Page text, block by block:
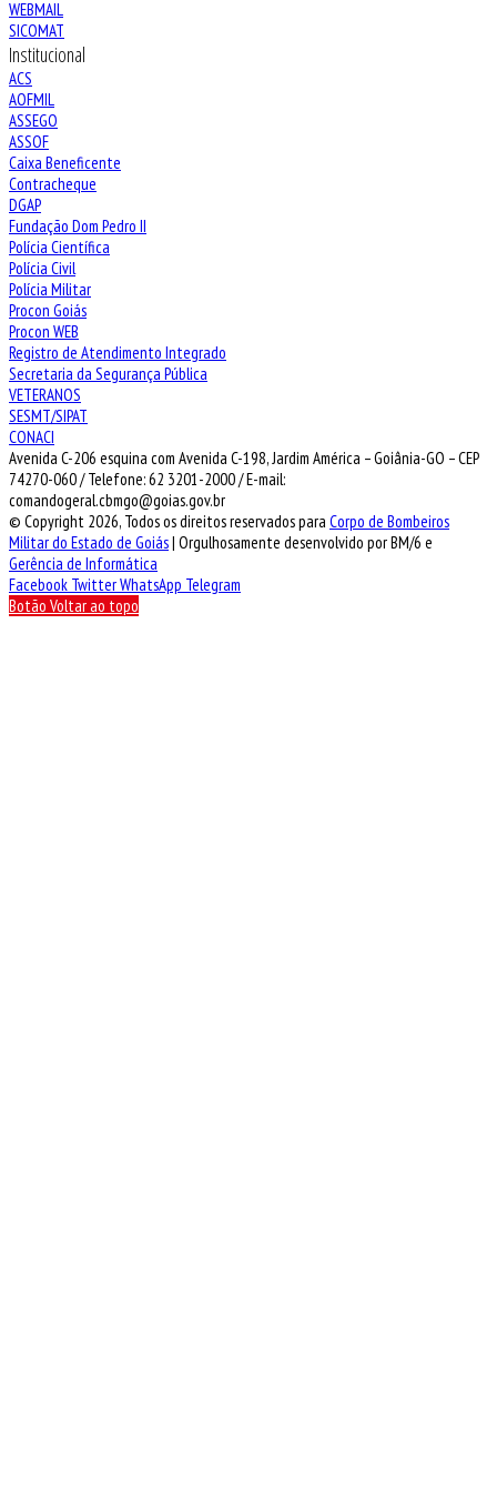
WEBMAIL
SICOMAT
Institucional
ACS
AOFMIL
ASSEGO
ASSOF
Caixa Beneficente
Contracheque
DGAP
Fundação Dom Pedro II
Polícia Científica
Polícia Civil
Polícia Militar
Procon Goiás
Procon WEB
Registro de Atendimento Integrado
Secretaria da Segurança Pública
VETERANOS
SESMT/SIPAT
CONACI
Avenida C-206 esquina com Avenida C-198, Jardim América – Goiânia-GO – CEP
74270-060 / Telefone: 62 3201-2000 / E-mail:
comandogeral.cbmgo@goias.gov.br
© Copyright 2026, Todos os direitos reservados para Corpo de Bombeiros
Militar do Estado de Goiás| Orgulhosamente desenvolvido por BM/6 e
Gerência de Informática
Facebook TwitterWhatsApp Telegram
Botão Voltar ao topo